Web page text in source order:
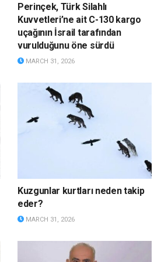
Perinçek, Türk Silahlı
Kuvvetleri’ne ait C-130 kargo
uçağının İsrail tarafından
vurulduğunu öne sürdü
MARCH 31, 2026
Kuzgunlar kurtları neden takip
eder?
MARCH 31, 2026